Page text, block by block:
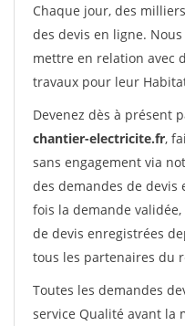
Chaque jour, des
des devis en ligne.
mettre en relation avec
travaux pour leur
Devenez dès à présent
chantier-electricite.fr,
sans engagement via
des demandes de devis
fois la demande
de devis enregistrées
tous les partenaires du
Toutes les demandes
service Qualité avant la